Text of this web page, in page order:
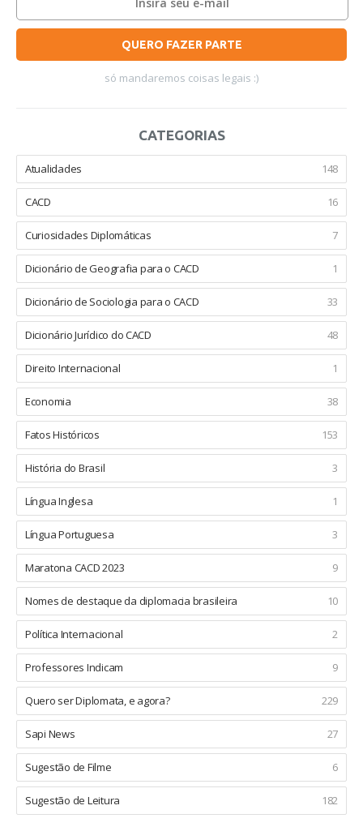
QUERO FAZER PARTE
só mandaremos coisas legais :)
CATEGORIAS
Atualidades 148
CACD 16
Curiosidades Diplomáticas 7
Dicionário de Geografia para o CACD 1
Dicionário de Sociologia para o CACD 33
Dicionário Jurídico do CACD 48
Direito Internacional 1
Economia 38
Fatos Históricos 153
História do Brasil 3
Língua Inglesa 1
Língua Portuguesa 3
Maratona CACD 2023 9
Nomes de destaque da diplomacia brasileira 10
Política Internacional 2
Professores Indicam 9
Quero ser Diplomata, e agora? 229
Sapi News 27
Sugestão de Filme 6
Sugestão de Leitura 182